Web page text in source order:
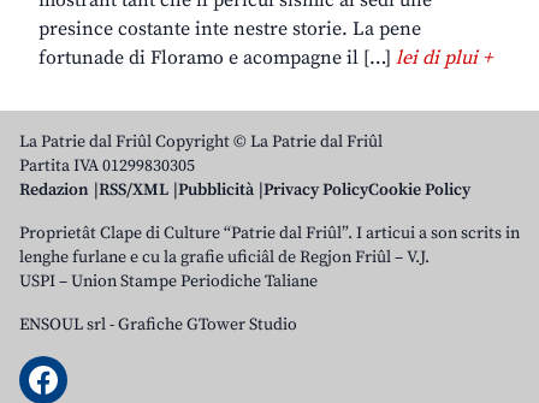
presince costante inte nestre storie. La pene
fortunade di Floramo e acompagne il […] lei di plui +
La Patrie dal Friûl Copyright © La Patrie dal Friûl
Partita IVA 01299830305
Redazion RSS/XML Pubblicità Privacy PolicyCookie Policy
Proprietât Clape di Culture “Patrie dal Friûl”. I articui a son scrits in
lenghe furlane e cu la grafie uficiâl de Regjon Friûl – V.J.
USPI – Union Stampe Periodiche Taliane
ENSOUL srl-Grafiche GTower Studio